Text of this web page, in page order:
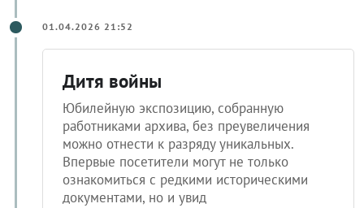
01.04.2026 21:52
Дитя войны
Юбилейную экспозицию, собранную
работниками архива, без преувеличения
можно отнести к разряду уникальных.
Впервые посетители могут не только
ознакомиться с редкими историческими
документами, но и увид